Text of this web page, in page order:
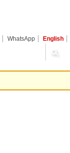
WhatsApp English